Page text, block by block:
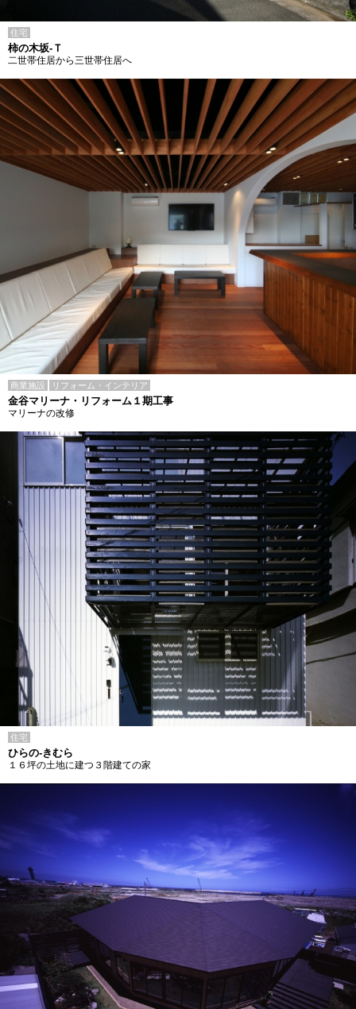
住宅
柿の木坂-Ｔ
二世帯住居から三世帯住居へ
商業施設 リフォーム・インテリア
金谷マリーナ・リフォーム１期工事
マリーナの改修
住宅
ひらの-きむら
１６坪の土地に建つ３階建ての家